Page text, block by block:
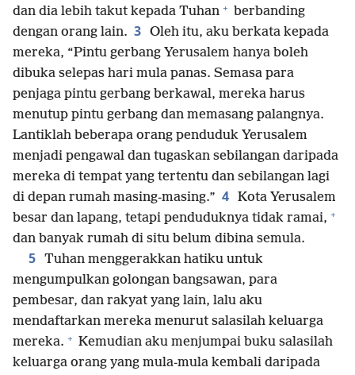
dan dia lebih takut kepada Tuhan + berbanding
dengan orang lain. 3 Oleh itu, aku berkata kepada
mereka, “Pintu gerbang Yerusalem hanya boleh
dibuka selepas hari mula panas. Semasa para
penjaga pintu gerbang berkawal, mereka harus
menutup pintu gerbang dan memasang palangnya.
Lantiklah beberapa orang penduduk Yerusalem
menjadi pengawal dan tugaskan sebilangan daripada
mereka di tempat yang tertentu dan sebilangan lagi
di depan rumah masing-masing.” 4 Kota Yerusalem
besar dan lapang, tetapi penduduknya tidak ramai, +
dan banyak rumah di situ belum dibina semula.
5 Tuhan menggerakkan hatiku untuk
mengumpulkan golongan bangsawan, para
pembesar, dan rakyat yang lain, lalu aku
mendaftarkan mereka menurut salasilah keluarga
mereka. + Kemudian aku menjumpai buku salasilah
keluarga orang yang mula-mula kembali daripada